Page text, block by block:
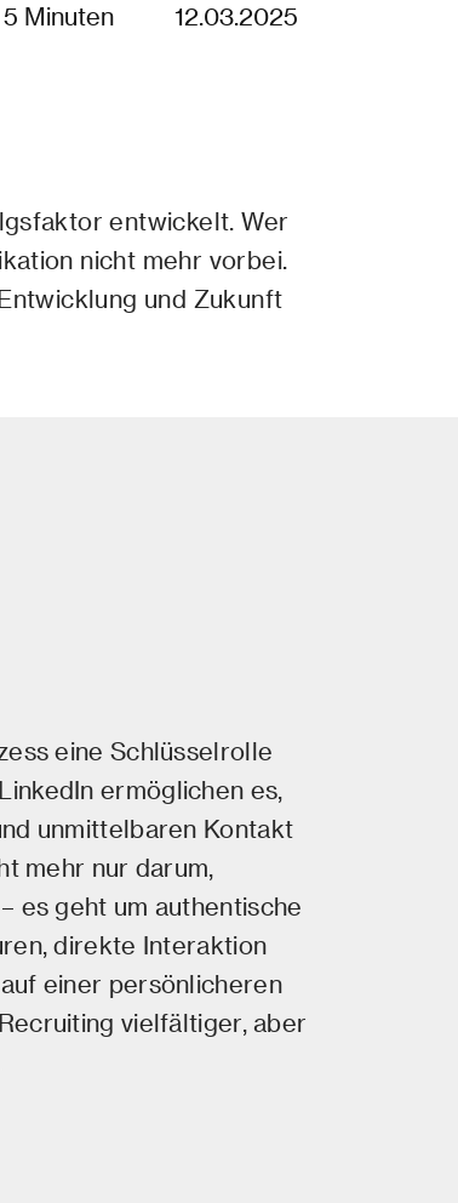
5 Minuten 12.03.2025
entwickelt. Wer
nicht mehr vorbei.
und Zukunft
eine Schlüsselrolle
ermöglichen es,
unmittelbaren Kontakt
mehr nur darum,
es geht um authentische
direkte Interaktion
einer persönlicheren
vielfältiger, aber